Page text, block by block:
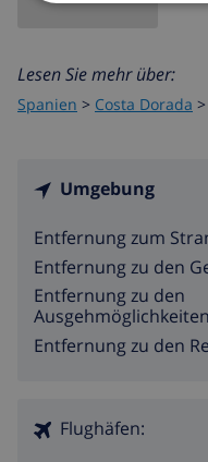
Lesen Sie mehr über:
Spanien > Costa Dorada >
Umgebung
Entfernung zum
Entfernung zu den
Entfernung zu den
Entfernung zu den
Flughäfen: